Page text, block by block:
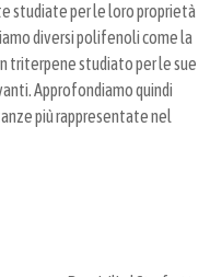
studiate per le loro proprietà
diversi polifenoli come la
triterpene studiato per le sue
Approfondiamo quindi
più rappresentate nel